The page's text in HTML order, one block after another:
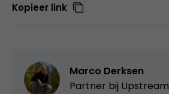
Kopieer link
Marco Derksen
Partner bij Upstream